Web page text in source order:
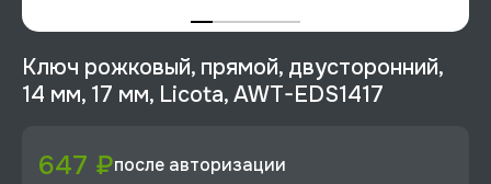
Ключ рожковый, прямой, двусторонний,
14 мм, 17 мм, Licota, AWT-EDS1417
647 ₽после авторизации